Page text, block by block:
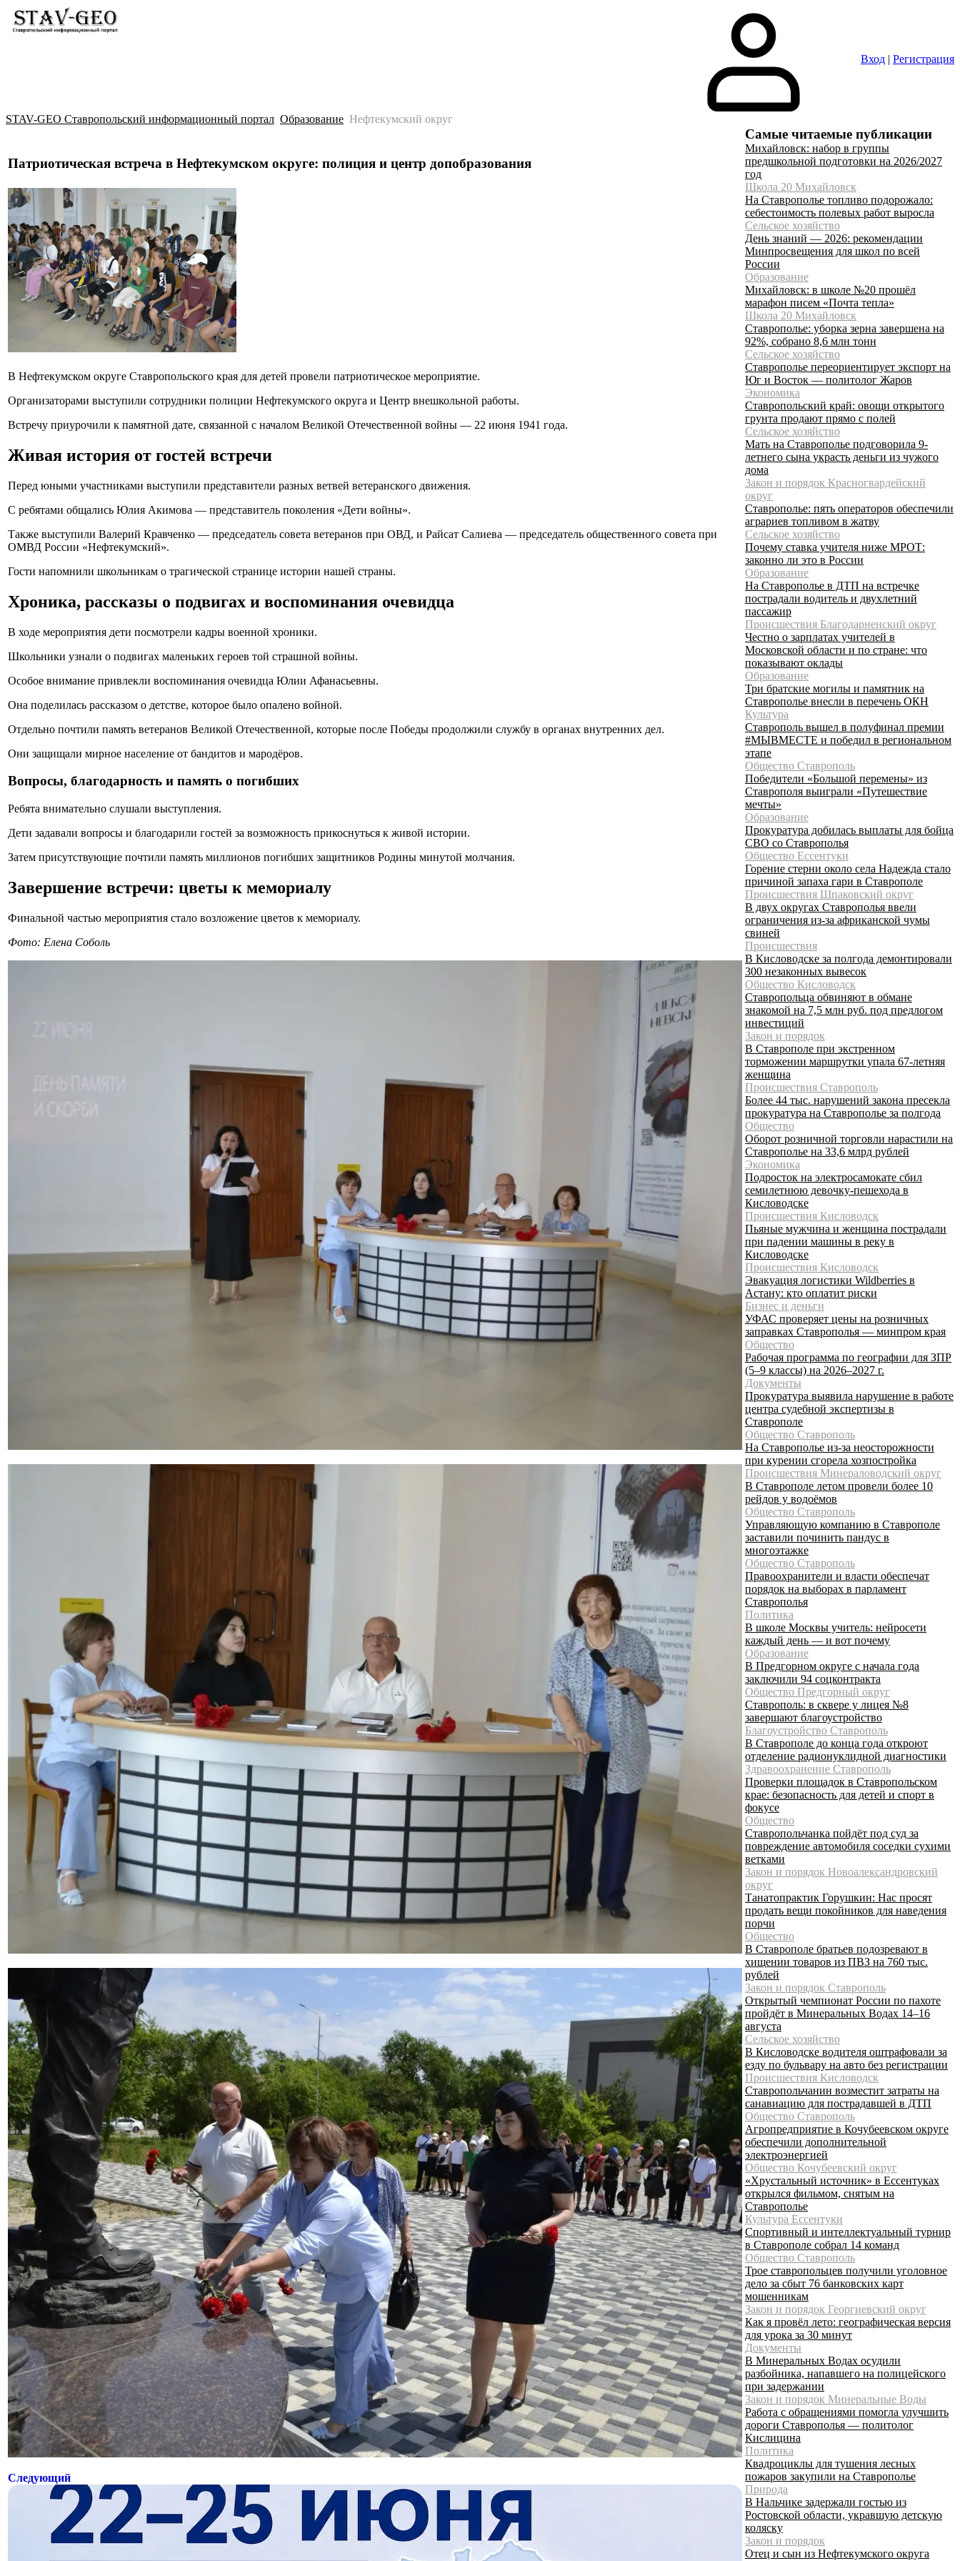
Вход | Регистрация
STAV-GEO Ставропольский информационный портал Образование Нефтекумский округ
Патриотическая встреча в Нефтекумском округе: полиция и центр допобразования
В Нефтекумском округе Ставропольского края для детей провели патриотическое мероприятие.
Организаторами выступили сотрудники полиции Нефтекумского округа и Центр внешкольной работы.
Встречу приурочили к памятной дате, связанной с началом Великой Отечественной войны — 22 июня 1941 года.
Живая история от гостей встречи
Перед юными участниками выступили представители разных ветвей ветеранского движения.
С ребятами общались Юлия Акимова — представитель поколения «Дети войны».
Также выступили Валерий Кравченко — председатель совета ветеранов при ОВД, и Райсат Салиева — председатель общественного совета при
ОМВД России «Нефтекумский».
Гости напомнили школьникам о трагической странице истории нашей страны.
Хроника, рассказы о подвигах и воспоминания очевидца
В ходе мероприятия дети посмотрели кадры военной хроники.
Школьники узнали о подвигах маленьких героев той страшной войны.
Особое внимание привлекли воспоминания очевидца Юлии Афанасьевны.
Она поделилась рассказом о детстве, которое было опалено войной.
Отдельно почтили память ветеранов Великой Отечественной, которые после Победы продолжили службу в органах внутренних дел.
Они защищали мирное население от бандитов и мародёров.
Вопросы, благодарность и память о погибших
Ребята внимательно слушали выступления.
Дети задавали вопросы и благодарили гостей за возможность прикоснуться к живой истории.
Затем присутствующие почтили память миллионов погибших защитников Родины минутой молчания.
Завершение встречи: цветы к мемориалу
Финальной частью мероприятия стало возложение цветов к мемориалу.
Фото: Елена Соболь
Следующий
Самые читаемые публикации
Михайловск: набор в группы
предшкольной подготовки на 2026/2027
год
Школа 20 Михайловск
На Ставрополье топливо подорожало:
себестоимость полевых работ выросла
Сельское хозяйство
День знаний — 2026: рекомендации
Минпросвещения для школ по всей
России
Образование
Михайловск: в школе №20 прошёл
марафон писем «Почта тепла»
Школа 20 Михайловск
Ставрополье: уборка зерна завершена на
92%, собрано 8,6 млн тонн
Сельское хозяйство
Ставрополье переориентирует экспорт на
Юг и Восток — политолог Жаров
Экономика
Ставропольский край: овощи открытого
грунта продают прямо с полей
Сельское хозяйство
Мать на Ставрополье подговорила 9-
летнего сына украсть деньги из чужого
дома
Закон и порядок Красногвардейский
округ
Ставрополье: пять операторов обеспечили
аграриев топливом в жатву
Сельское хозяйство
Почему ставка учителя ниже МРОТ:
законно ли это в России
Образование
На Ставрополье в ДТП на встречке
пострадали водитель и двухлетний
пассажир
Происшествия Благодарненский округ
Честно о зарплатах учителей в
Московской области и по стране: что
показывают оклады
Образование
Три братские могилы и памятник на
Ставрополье внесли в перечень ОКН
Культура
Ставрополь вышел в полуфинал премии
#МЫВМЕСТЕ и победил в региональном
этапе
Общество Ставрополь
Победители «Большой перемены» из
Ставрополя выиграли «Путешествие
мечты»
Образование
Прокуратура добилась выплаты для бойца
СВО со Ставрополья
Общество Ессентуки
Горение стерни около села Надежда стало
причиной запаха гари в Ставрополе
Происшествия Шпаковский округ
В двух округах Ставрополья ввели
ограничения из-за африканской чумы
свиней
Происшествия
В Кисловодске за полгода демонтировали
300 незаконных вывесок
Общество Кисловодск
Ставропольца обвиняют в обмане
знакомой на 7,5 млн руб. под предлогом
инвестиций
Закон и порядок
В Ставрополе при экстренном
торможении маршрутки упала 67-летняя
женщина
Происшествия Ставрополь
Более 44 тыс. нарушений закона пресекла
прокуратура на Ставрополье за полгода
Общество
Оборот розничной торговли нарастили на
Ставрополье на 33,6 млрд рублей
Экономика
Подросток на электросамокате сбил
семилетнюю девочку-пешехода в
Кисловодске
Происшествия Кисловодск
Пьяные мужчина и женщина пострадали
при падении машины в реку в
Кисловодске
Происшествия Кисловодск
Эвакуация логистики Wildberries в
Астану: кто оплатит риски
Бизнес и деньги
УФАС проверяет цены на розничных
заправках Ставрополья — минпром края
Общество
Рабочая программа по географии для ЗПР
(5–9 классы) на 2026–2027 г.
Документы
Прокуратура выявила нарушение в работе
центра судебной экспертизы в
Ставрополе
Общество Ставрополь
На Ставрополье из-за неосторожности
при курении сгорела хозпостройка
Происшествия Минераловодский округ
В Ставрополе летом провели более 10
рейдов у водоёмов
Общество Ставрополь
Управляющую компанию в Ставрополе
заставили починить пандус в
многоэтажке
Общество Ставрополь
Правоохранители и власти обеспечат
порядок на выборах в парламент
Ставрополья
Политика
В школе Москвы учитель: нейросети
каждый день — и вот почему
Образование
В Предгорном округе с начала года
заключили 94 соцконтракта
Общество Предгорный округ
Ставрополь: в сквере у лицея №8
завершают благоустройство
Благоустройство Ставрополь
В Ставрополе до конца года откроют
отделение радионуклидной диагностики
Здравоохранение Ставрополь
Проверки площадок в Ставропольском
крае: безопасность для детей и спорт в
фокусе
Общество
Ставропольчанка пойдёт под суд за
повреждение автомобиля соседки сухими
ветками
Закон и порядок Новоалександровский
округ
Танатопрактик Горушкин: Нас просят
продать вещи покойников для наведения
порчи
Общество
В Ставрополе братьев подозревают в
хищении товаров из ПВЗ на 760 тыс.
рублей
Закон и порядок Ставрополь
Открытый чемпионат России по пахоте
пройдёт в Минеральных Водах 14–16
августа
Сельское хозяйство
В Кисловодске водителя оштрафовали за
езду по бульвару на авто без регистрации
Происшествия Кисловодск
Ставропольчанин возместит затраты на
санавиацию для пострадавшей в ДТП
Общество Ставрополь
Агропредприятие в Кочубеевском округе
обеспечили дополнительной
электроэнергией
Общество Кочубеевский округ
«Хрустальный источник» в Ессентуках
открылся фильмом, снятым на
Ставрополье
Культура Ессентуки
Спортивный и интеллектуальный турнир
в Ставрополе собрал 14 команд
Общество Ставрополь
Трое ставропольцев получили уголовное
дело за сбыт 76 банковских карт
мошенникам
Закон и порядок Георгиевский округ
Как я провёл лето: географическая версия
для урока за 30 минут
Документы
В Минеральных Водах осудили
разбойника, напавшего на полицейского
при задержании
Закон и порядок Минеральные Воды
Работа с обращениями помогла улучшить
дороги Ставрополья — политолог
Кислицина
Политика
Квадроциклы для тушения лесных
пожаров закупили на Ставрополье
Природа
В Нальчике задержали гостью из
Ростовской области, укравшую детскую
коляску
Закон и порядок
Отец и сын из Нефтекумского округа